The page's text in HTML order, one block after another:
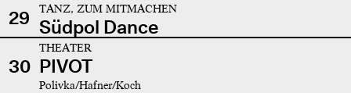
29 TANZ, ZUM MITMACHEN
Südpol Dance
30
THEATER
PIVOT
Polivka/Hafner/Koch